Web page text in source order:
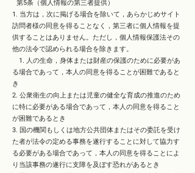
第5条（個人情報の第三者提供）
1. 当方は，次に掲げる場合を除いて，あらかじめサイト
訪問者様の同意を得ることなく，第三者に個人情報を提
供することはありません。ただし，個人情報保護法その
他の法令で認められる場合を除きます。
1. 人の生命，身体または財産の保護のために必要があ
る場合であって，本人の同意を得ることが困難であると
き
2. 公衆衛生の向上または児童の健全な育成の推進のため
に特に必要がある場合であって，本人の同意を得ること
が困難であるとき
3. 国の機関もしくは地方公共団体またはその委託を受け
た者が法令の定める事務を遂行することに対して協力す
る必要がある場合であって，本人の同意を得ることによ
り当該事務の遂行に支障を及ぼす恐れがあるとき